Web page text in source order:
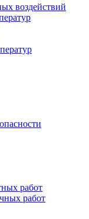
воздействий
работ
работ